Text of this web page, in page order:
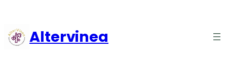
contenuAltervinea